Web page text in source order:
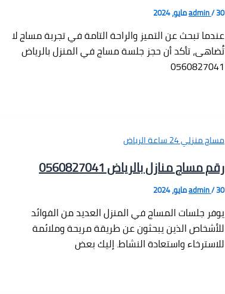
admin/30 مايو، 2024
عندما تبحث عن التميز والراحة التامة في تجربة مساج لا
تُضاهى، تأكد أن حجز جلسة مساج في المنزل بالرياض
0560827041
مساج منزلي 24 ساعة الرياض
رقم مساج منازل بالرياض 0560827041
admin/30 مايو، 2024
يوفر جلسات المساج في المنزل العديد من الفوائد
للأشخاص الذين يبحثون عن طريقة مريحة وملائمة
للاسترخاء واستعادة النشاط. إليك بعض